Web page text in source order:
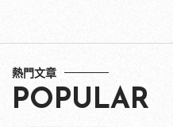
熱門文章
POPULAR